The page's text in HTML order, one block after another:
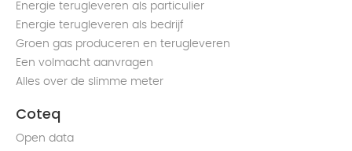
Energie terugleveren als particulier
Energie terugleveren als bedrijf
Groen gas produceren en terugleveren
Een volmacht aanvragen
Alles over de slimme meter
Coteq
Open data